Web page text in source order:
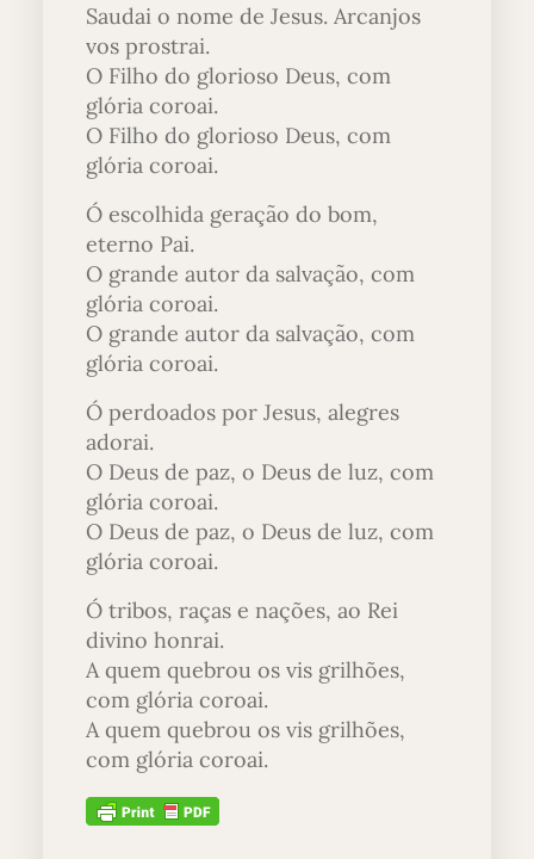
Saudai o nome de Jesus. Arcanjos
vos prostrai.
O Filho do glorioso Deus, com
glória coroai.
O Filho do glorioso Deus, com
glória coroai.
Ó escolhida geração do bom,
eterno Pai.
O grande autor da salvação, com
glória coroai.
O grande autor da salvação, com
glória coroai.
Ó perdoados por Jesus, alegres
adorai.
O Deus de paz, o Deus de luz, com
glória coroai.
O Deus de paz, o Deus de luz, com
glória coroai.
Ó tribos, raças e nações, ao Rei
divino honrai.
A quem quebrou os vis grilhões,
com glória coroai.
A quem quebrou os vis grilhões,
com glória coroai.